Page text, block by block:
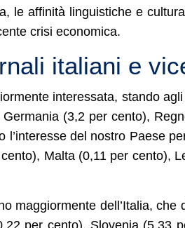
le affinità linguistiche e
crisi economica.
italiani e
interessata, stando
(3,2 per cento),
l’interesse del nostro Paese
Malta (0,11 per cento),
maggiormente dell’Italia, che
per cento), Slovenia (5,33